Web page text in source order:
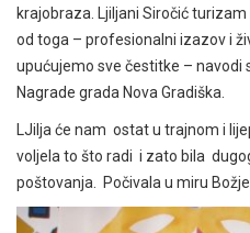
krajobraza. Ljiljani Siročić
od toga – profesionalni izazov i
upućujemo sve čestitke – navodi
Nagrade grada Nova Gradiška.
LJilja će nam ostat u trajnom i
voljela to što radi i zato bila
poštovanja. Počivala u miru